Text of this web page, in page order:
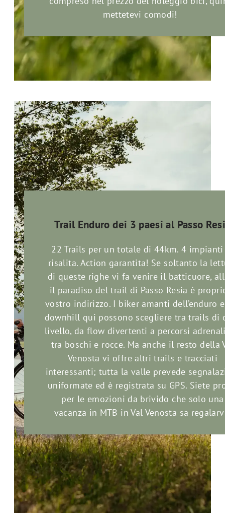
mettetevi comodi!
Trail Enduro dei 3 paesi al Passo
22 Trails per un totale di 44km. 4
risalita. Action garantita! Se soltanto la
di queste righe vi fa venire il batticuore,
il paradiso del trail di Passo Resia è
vostro indirizzo. I biker amanti dell’enduro
downhill qui possono scegliere tra trails di
livello, da flow divertenti a percorsi
tra boschi e rocce. Ma anche il resto della
Venosta vi offre altri trails e tracciati
interessanti; tutta la valle prevede
uniformate ed è registrata su GPS. Siete
per le emozioni da brivido che solo una
vacanza in MTB in Val Venosta sa